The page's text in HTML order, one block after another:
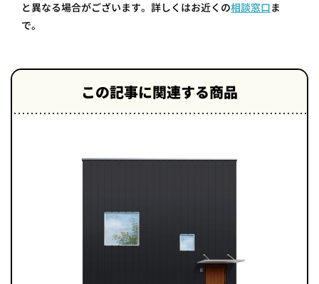
と異なる場合がございます。詳しくはお近くの相談窓口ま
で。
この記事に関連する商品